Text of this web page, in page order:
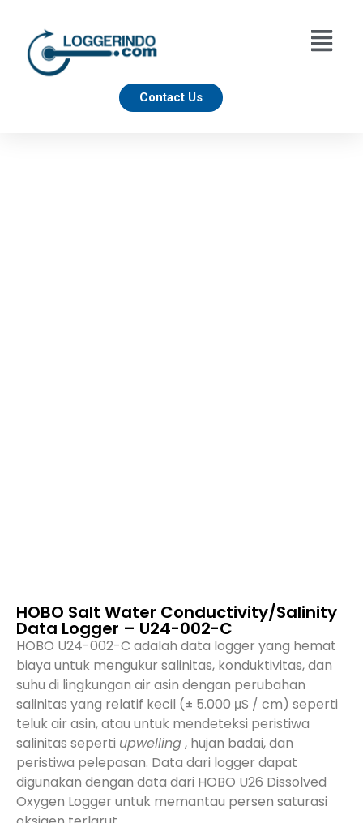
Contact Us
HOBO Salt Water Conductivity/Salinity
Data Logger – U24-002-C
HOBO U24-002-C adalah data logger yang hemat
biaya untuk mengukur salinitas, konduktivitas, dan
suhu di lingkungan air asin dengan perubahan
salinitas yang relatif kecil (± 5.000 μS / cm) seperti
teluk air asin, atau untuk mendeteksi peristiwa
salinitas seperti upwelling, hujan badai, dan
peristiwa pelepasan. Data dari logger dapat
digunakan dengan data dari HOBO U26 Dissolved
Oxygen Logger untuk memantau persen saturasi